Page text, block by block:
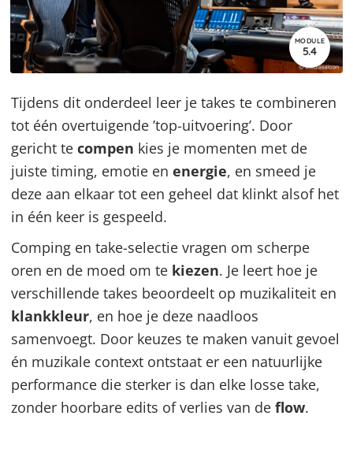
Tijdens dit onderdeel leer je takes te combineren
tot één overtuigende ’top-uitvoering’. Door
gericht tecompen kies je momenten met de
juiste timing, emotie enenergie, en smeed je
deze aan elkaar tot een geheel dat klinkt alsof het
in één keer is gespeeld.
Comping en take-selectie vragen om scherpe
oren en de moed om te kiezen. Je leert hoe je
verschillende takes beoordeelt op muzikaliteit en
klankkleur, en hoe je deze naadloos
samenvoegt. Door keuzes te maken vanuit gevoel
én muzikale context ontstaat er een natuurlijke
performance die sterker is dan elke losse take,
zonder hoorbare edits of verlies van deflow.
MODULE
5.4